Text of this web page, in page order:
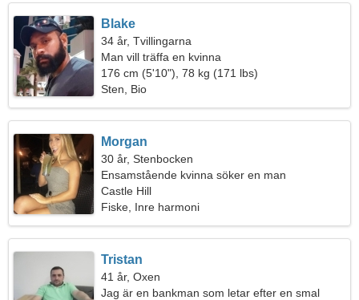
Blake
34 år, Tvillingarna
Man vill träffa en kvinna
176 cm (5'10"), 78 kg (171 lbs)
Sten, Bio
Morgan
30 år, Stenbocken
Ensamstående kvinna söker en man
Castle Hill
Fiske, Inre harmoni
Tristan
41 år, Oxen
Jag är en bankman som letar efter en smal